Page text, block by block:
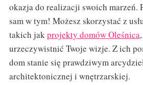
okazja do realizacji swoich marzeń.
sam w tym! Możesz skorzystać z
takich jakprojekty domów Oleśnica
urzeczywistnić Twoje wizje. Z ich
dom stanie się prawdziwym
architektonicznej i wnętrzarskiej.